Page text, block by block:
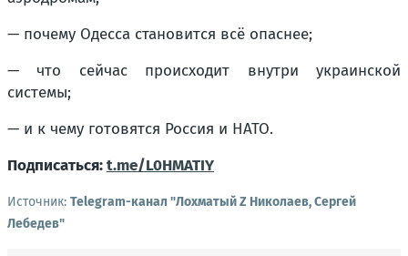
— почему Одесса становится всё опаснее;
— что сейчас происходит внутри украинской
системы;
— и к чему готовятся Россия и НАТО.
Подписаться:t.me/L0HMATIY
Источник: Telegram-канал "Лохматый Z Николаев, Сергей
Лебедев"